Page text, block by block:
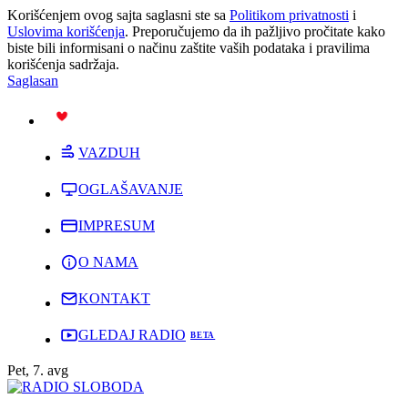
Korišćenjem ovog sajta saglasni ste sa Politikom privatnosti i
Uslovima korišćenja. Preporučujemo da ih pažljivo pročitate kako
biste bili informisani o načinu zaštite vaših podataka i pravilima
korišćenja sadržaja.
Saglasan
VAZDUH
OGLAŠAVANJE
IMPRESUM
O NAMA
KONTAKT
GLEDAJ RADIO
Pet, 7. avg